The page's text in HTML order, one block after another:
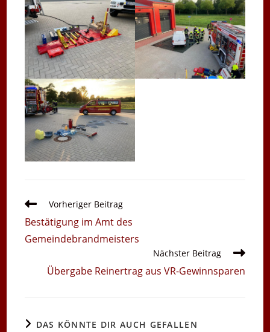
Weitere
ansehen
Vorheriger Beitrag
Bestätigung im Amt des
Gemeindebrandmeisters
Nächster Beitrag
Übergabe Reinertrag aus VR-Gewinnsparen
DAS KÖNNTE DIR AUCH GEFALLEN